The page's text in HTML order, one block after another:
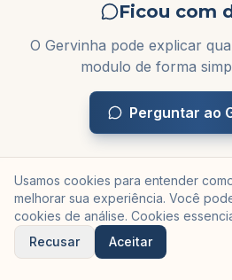
Ficou com
O Gervinha pode explicar
modulo de forma
Perguntar ao
Usamos cookies para entender
melhorar sua experiência. Você
cookies de análise. Cookies
Recusar
Aceitar